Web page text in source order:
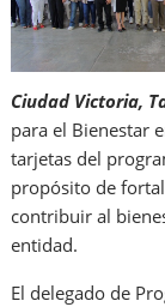
Ciudad Victoria,
para el Bienestar
tarjetas del
propósito de
contribuir al
entidad.
El delegado de